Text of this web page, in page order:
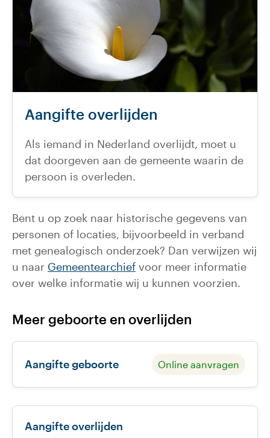
Aangifte overlijden
Als iemand in Nederland overlijdt, moet u
dat doorgeven aan de gemeente waarin de
persoon is overleden.
Bent u op zoek naar historische gegevens van
personen of locaties, bijvoorbeeld in verband
met genealogisch onderzoek? Dan verwijzen wij
u naar Gemeentearchief voor meer informatie
over welke informatie wij u kunnen voorzien.
Meer geboorte en overlijden
Aangifte geboorte Online aanvragen
Aangifte overlijden